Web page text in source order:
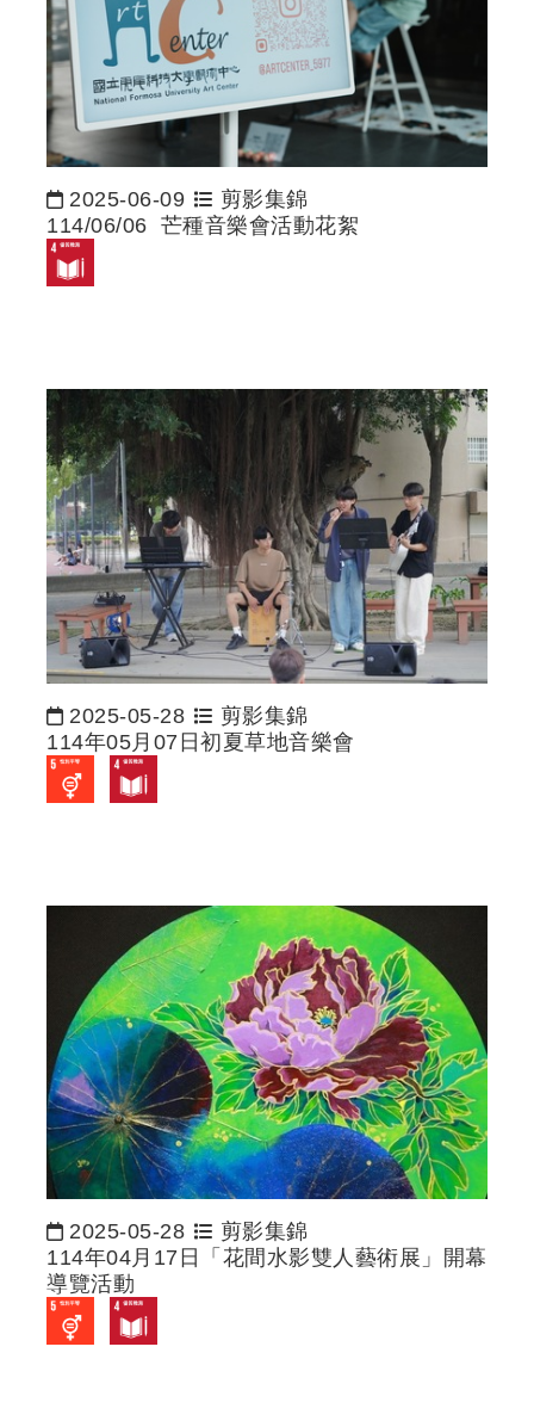
日期：
2025-06-09
剪影集錦
114/06/06 芒種音樂會活動花絮
日期：
2025-05-28
剪影集錦
114年05月07日初夏草地音樂會
日期：
2025-05-28
剪影集錦
114年04月17日「花間水影雙人藝術展」開幕
導覽活動